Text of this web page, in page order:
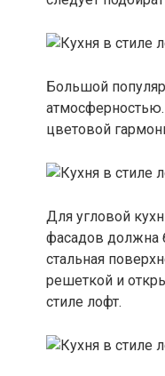
Большой
атмосферностью.
цветовой
Для угловой
фасадов должна
стальная
решеткой и
стиле лофт.